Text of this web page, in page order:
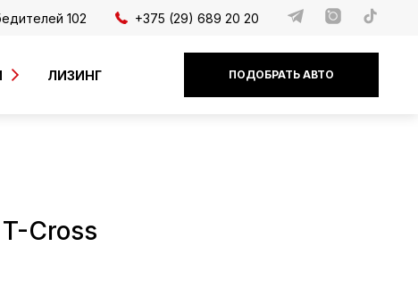
102 +375 (29) 689 20 20
ЛИЗИНГ ПОДОБРАТЬ АВТО
Cross